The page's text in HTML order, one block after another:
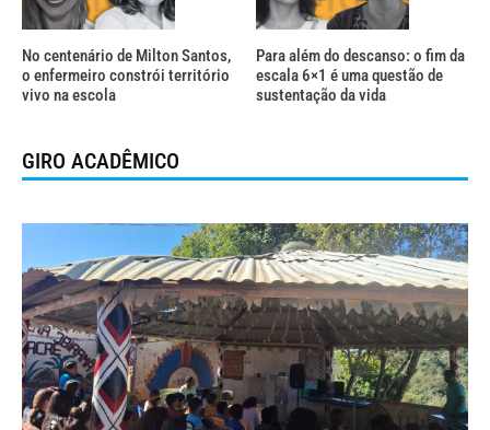
No centenário de Milton Santos,
o enfermeiro constrói território
vivo na escola
Para além do descanso: o fim da
escala 6×1 é uma questão de
sustentação da vida
GIRO ACADÊMICO